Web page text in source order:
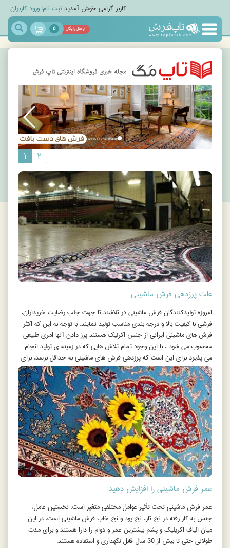
کاربر گرامی خوش آمدیدثبت نام|ورود کاربران
0 ارسال رایگان
مجله
خبری
۱ ۲
علت پرزدهی فرش ماشينی
امروزه تولیدکنندگان فرش ماشيني در تلاشند تا جهت جلب رضایت خریداران،
فرشی با کیفیت بالا و درجه بندی مناسب تولید نمایند. با توجه به این که اكثر
فرش های ماشینی ايراني از جنس اکرلیک هستند پرز دادن آنها امری طبیعی
محسوب می شود ، با این وجود تمام تلاش هایی که در زمینه ی تولید انجام
می پذیرد برای این است که پرزدهی فرش های ماشینی به حداقل برسد. برای
همین منظور امروز با استفاده از فناوری های جدید فرش های ماشینی را هیت
ست می کنند و این اقدام سبب می شود که هم پرزدهی فرش ها کمتر شود و
هم این که از شفافیت بیشتری برخوردار باشد.
عمر فرش ماشینی را افزایش دهید
عمر فرش ماشيني تحت تأثير عوامل مختلفي متغير است. نخستين عامل،
جنس به کار رفته در نخ تار، نخ پود و نخ خاب فرش ماشيني است. در اين
ميان الياف اکريليک و پشم بيشترين عمر و دوام را دارا هستند و براي مدت
طولاني حتي تا بيش از 30 سال قابل نگهداري و استفاده هستند.